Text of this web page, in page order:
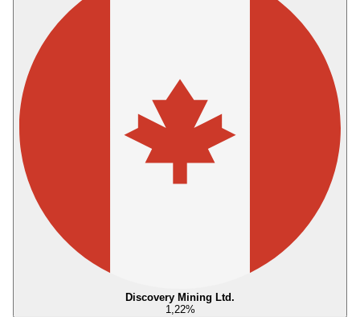
Discovery Mining Ltd.
1,22%